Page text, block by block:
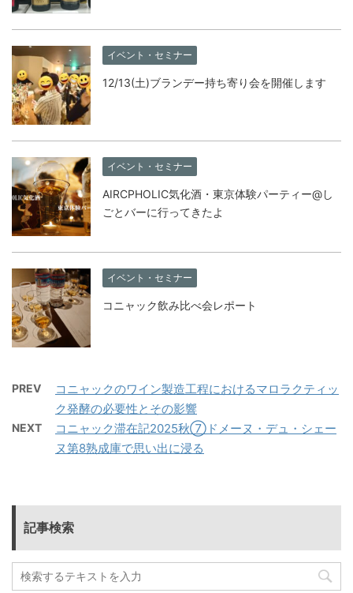
イベント・セミナー
12/13(土)ブランデー持ち寄り会を開催します
イベント・セミナー
AIRCPHOLIC気化酒・東京体験パーティー@し
ごとバーに行ってきたよ
イベント・セミナー
コニャック飲み比べ会レポート
PREV
コニャックのワイン製造工程におけるマロラクティッ
ク発酵の必要性とその影響
NEXT
コニャック滞在記2025秋⑦ドメーヌ・デュ・シェー
ヌ第8熟成庫で思い出に浸る
記事検索